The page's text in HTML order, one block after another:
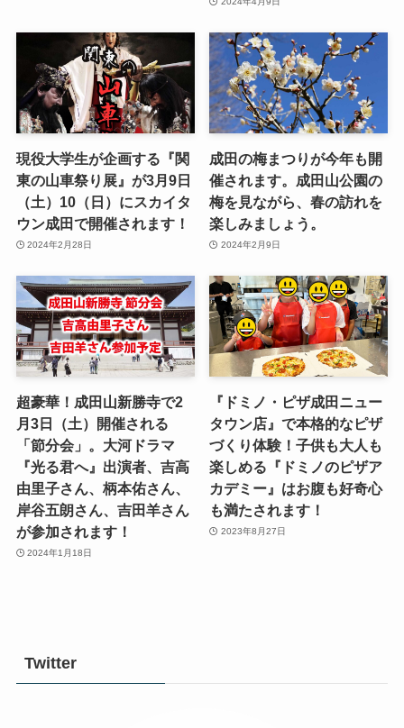
現役大学生が企画する『関
東の山車祭り展』が3月9日
（土）10（日）にスカイタ
ウン成田で開催されます！
2024年2月28日
成田の梅まつりが今年も開
催されます。成田山公園の
梅を見ながら、春の訪れを
楽しみましょう。
2024年2月9日
超豪華！成田山新勝寺で2
月3日（土）開催される
「節分会」。大河ドラマ
『光る君へ』出演者、吉高
由里子さん、柄本佑さん、
岸谷五朗さん、吉田羊さん
が参加されます！
2024年1月18日
『ドミノ・ピザ成田ニュー
タウン店』で本格的なピザ
づくり体験！子供も大人も
楽しめる『ドミノのピザア
カデミー』はお腹も好奇心
も満たされます！
2023年8月27日
Twitter